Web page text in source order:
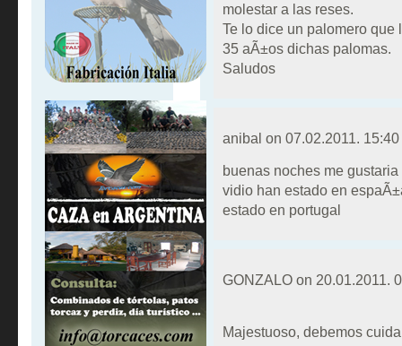
molestar a las reses.
Te lo dice un palomero que
35 aÃ±os dichas palomas.
Saludos
anibal on 07.02.2011. 15:40
buenas noches me
vidio han estado en
estado en portugal
GONZALO on 20.01.2011.
Majestuoso, debemos